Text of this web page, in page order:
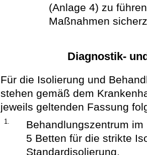
(Anlage 4) zu
Maßnahmen
Diagnostik-
Für die Isolierung und
stehen gemäß dem
jeweils geltenden Fassung
1.
Behandlungszentrum
5 Betten für die strikte
Standardisolierung,